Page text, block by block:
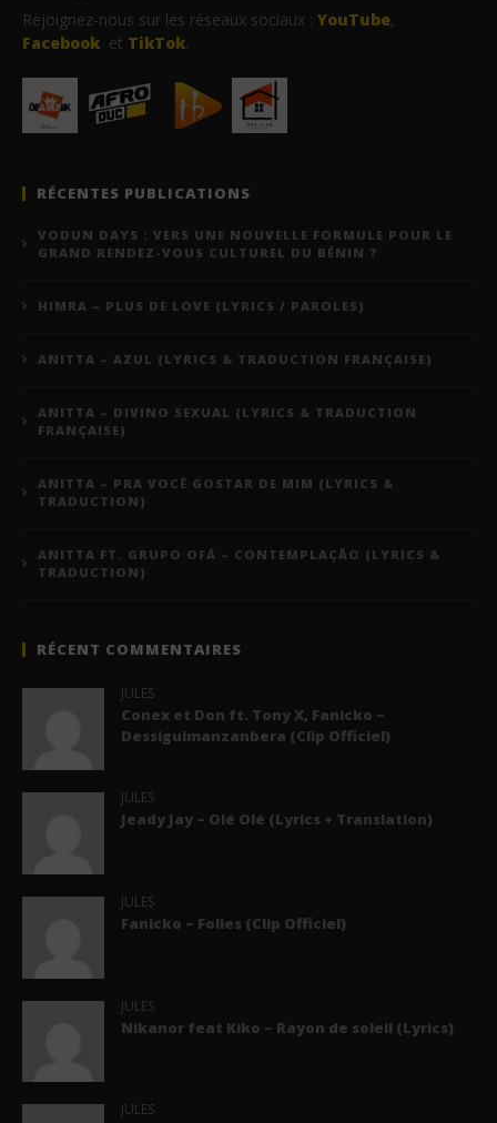
Rejoignez-nous sur les réseaux sociaux : YouTube,
Facebook et TikTok.
RÉCENTES PUBLICATIONS
VODUN DAYS : VERS UNE NOUVELLE FORMULE POUR LE
GRAND RENDEZ-VOUS CULTUREL DU BÉNIN ?
HIMRA – PLUS DE LOVE (LYRICS / PAROLES)
ANITTA – AZUL (LYRICS & TRADUCTION FRANÇAISE)
ANITTA – DIVINO SEXUAL (LYRICS & TRADUCTION
FRANÇAISE)
ANITTA – PRA VOCÊ GOSTAR DE MIM (LYRICS &
TRADUCTION)
ANITTA FT. GRUPO OFÁ – CONTEMPLAÇÃO (LYRICS &
TRADUCTION)
RÉCENT COMMENTAIRES
JULES
Conex et Don ft. Tony X, Fanicko –
Dessiguimanzanbera (Clip Officiel)
JULES
Jeady Jay – Olé Olé (Lyrics + Translation)
JULES
Fanicko – Folies (Clip Officiel)
JULES
Nikanor feat Kiko – Rayon de soleil (Lyrics)
JULES